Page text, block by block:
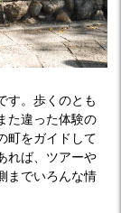
す。歩くのとも
た違った体験の
町をガイドして
れば、ツアーや
までいろんな情